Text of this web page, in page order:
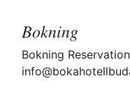
Bokning
Bokning